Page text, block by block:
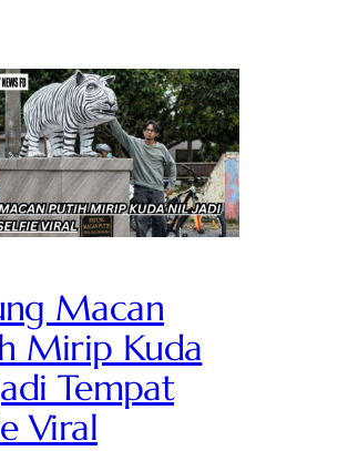
Macan
Mirip Kuda
Tempat
Viral